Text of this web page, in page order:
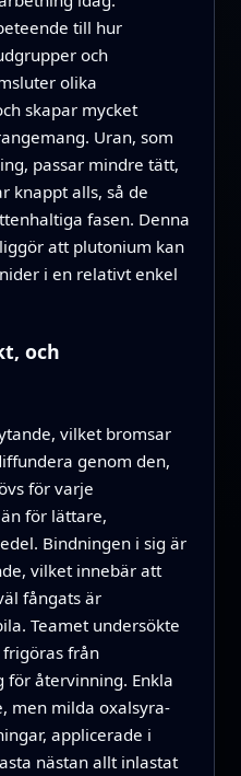
till hur
och
olika
skapar mycket
Uran, som
passar mindre tätt,
knappt alls, så de
fasen. Denna
att plutonium kan
i en relativt enkel
och
vilket bromsar
genom den,
för varje
för lättare,
Bindningen i sig är
vilket innebär att
fångats är
Teamet undersökte
från
för återvinning. Enkla
men milda oxalsyra-
applicerade i
nästan allt inlastat